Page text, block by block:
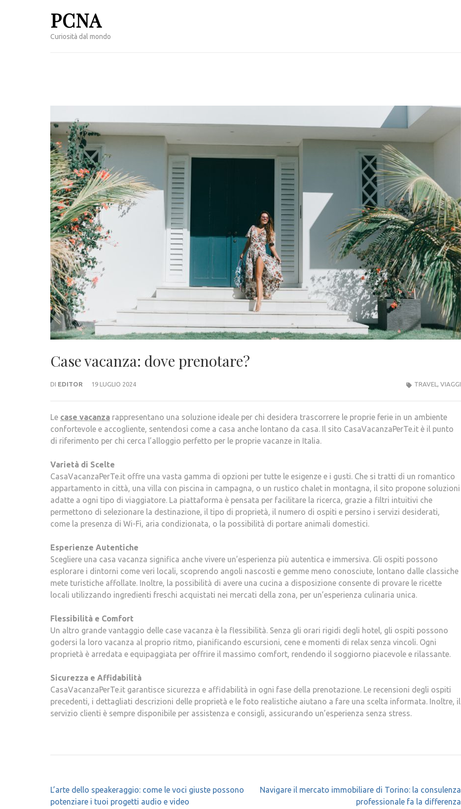
PCNA
Curiosità dal mondo
Case vacanza: dove prenotare?
DI EDITOR 19 LUGLIO 2024 TRAVEL VIAGGI
Le case vacanza rappresentano una soluzione ideale per chi desidera trascorrere le proprie ferie in un ambiente
confortevole e accogliente, sentendosi come a casa anche lontano da casa. Il sito CasaVacanzaPerTe.it è il punto
di riferimento per chi cerca l’alloggio perfetto per le proprie vacanze in Italia.
Varietà di Scelte
CasaVacanzaPerTe.it offre una vasta gamma di opzioni per tutte le esigenze e i gusti. Che si tratti di un romantico
appartamento in città, una villa con piscina in campagna, o un rustico chalet in montagna, il sito propone soluzioni
adatte a ogni tipo di viaggiatore. La piattaforma è pensata per facilitare la ricerca, grazie a filtri intuitivi che
permettono di selezionare la destinazione, il tipo di proprietà, il numero di ospiti e persino i servizi desiderati,
come la presenza di Wi-Fi, aria condizionata, o la possibilità di portare animali domestici.
Esperienze Autentiche
Scegliere una casa vacanza significa anche vivere un’esperienza più autentica e immersiva. Gli ospiti possono
esplorare i dintorni come veri locali, scoprendo angoli nascosti e gemme meno conosciute, lontano dalle classiche
mete turistiche affollate. Inoltre, la possibilità di avere una cucina a disposizione consente di provare le ricette
locali utilizzando ingredienti freschi acquistati nei mercati della zona, per un’esperienza culinaria unica.
Flessibilità e Comfort
Un altro grande vantaggio delle case vacanza è la flessibilità. Senza gli orari rigidi degli hotel, gli ospiti possono
godersi la loro vacanza al proprio ritmo, pianificando escursioni, cene e momenti di relax senza vincoli. Ogni
proprietà è arredata e equipaggiata per offrire il massimo comfort, rendendo il soggiorno piacevole e rilassante.
Sicurezza e Affidabilità
CasaVacanzaPerTe.it garantisce sicurezza e affidabilità in ogni fase della prenotazione. Le recensioni degli ospiti
precedenti, i dettagliati descrizioni delle proprietà e le foto realistiche aiutano a fare una scelta informata. Inoltre, il
servizio clienti è sempre disponibile per assistenza e consigli, assicurando un’esperienza senza stress.
Navigazione
articoli
L’arte dello speakeraggio: come le voci giuste possono
potenziare i tuoi progetti audio e video
Navigare il mercato immobiliare di Torino: la consulenza
professionale fa la differenza